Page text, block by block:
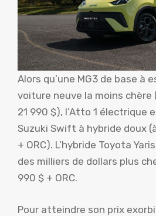
Alors qu’une MG3 de base à
voiture neuve la moins chère
21 990 $), l’Atto 1 électrique
Suzuki Swift à hybride doux
+ ORC). L’hybride Toyota
des milliers de dollars plus
990 $ + ORC.
Pour atteindre son prix